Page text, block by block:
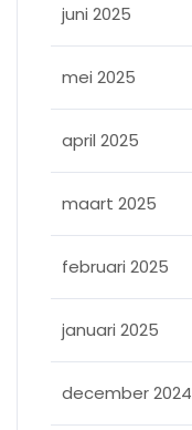
juni 2025
mei 2025
april 2025
maart 2025
februari 2025
januari 2025
december 2024